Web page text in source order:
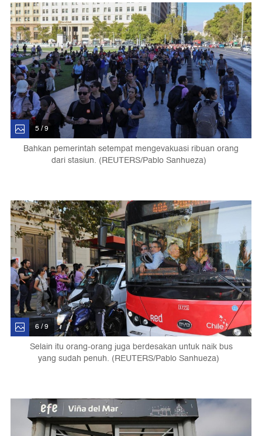
5 / 9
Bahkan pemerintah setempat mengevakuasi ribuan orang
dari stasiun. (REUTERS/Pablo Sanhueza)
6 / 9
Selain itu orang-orang juga berdesakan untuk naik bus
yang sudah penuh. (REUTERS/Pablo Sanhueza)